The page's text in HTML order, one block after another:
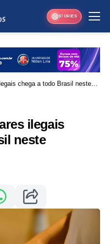
STORIES
chega a todo Brasil neste
ilegais
neste